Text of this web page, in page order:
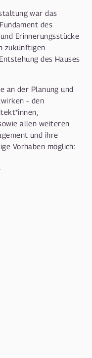
war das
des
Erinnerungsstücke
zukünftigen
des Hauses
an der Planung und
– den
allen weiteren
und ihre
Vorhaben möglich: